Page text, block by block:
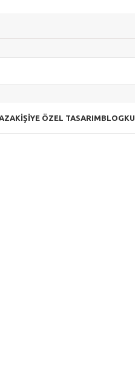
KIŞIYE ÖZEL TASARIMBLOG